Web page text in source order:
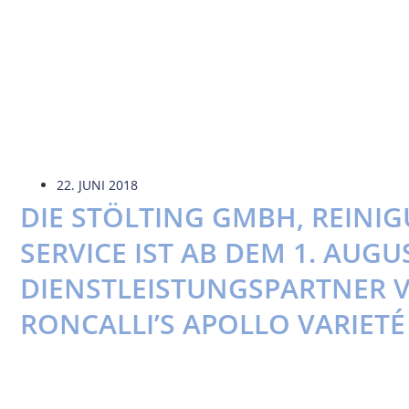
22. JUNI 2018
DIE STÖLTING GMBH,
SERVICE IST AB DEM 1.
DIENSTLEISTUNGSPARTNER
RONCALLI’S APOLLO VARIETÉ